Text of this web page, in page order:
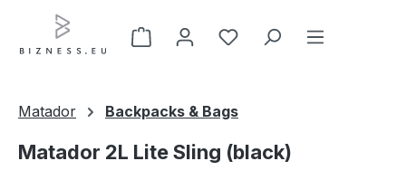
Zum Hauptinhalt springen
Matador Backpacks & Bags
Matador 2L Lite Sling (black)